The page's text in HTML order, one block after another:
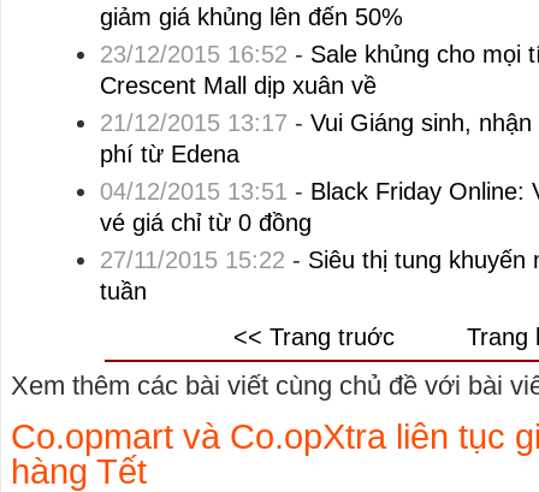
giảm giá khủng lên đến 50%
23/12/2015 16:52 - Sale khủng cho mọi
Crescent Mall dịp xuân về
21/12/2015 13:17 - Vui Giáng sinh,
phí từ Edena
04/12/2015 13:51 - Black Friday Online:
vé giá chỉ từ 0 đồng
27/11/2015 15:22 - Siêu thị tung khuyến
tuần
<< Trang truớc
Trang
Xem thêm các bài viết cùng chủ đề với bài
Co.opmart và Co.opXtra liên tục
hàng Tết